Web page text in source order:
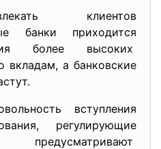
клиентов
банки приходится
более высоких
вкладам, а банковские
вступления
регулирующие